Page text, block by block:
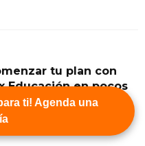
ti! Agenda una
tu plan con
Educación en pocos